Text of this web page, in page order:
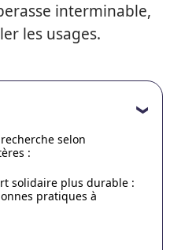
interminable,
les usages.
selon
plusieurs critères :
solidaire plus durable :
pratiques à